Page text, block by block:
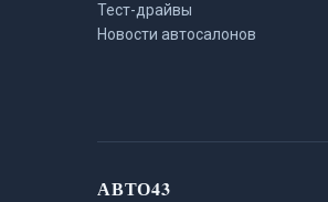
Тест-драйвы
Новости автосалонов
АВТО43